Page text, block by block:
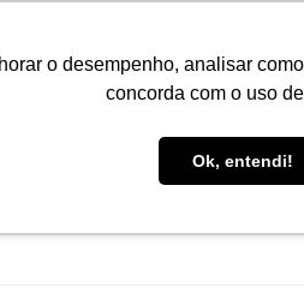
o desempenho, analisar
concorda com o uso
Ok, entendi!
CONHEÇA A FARO